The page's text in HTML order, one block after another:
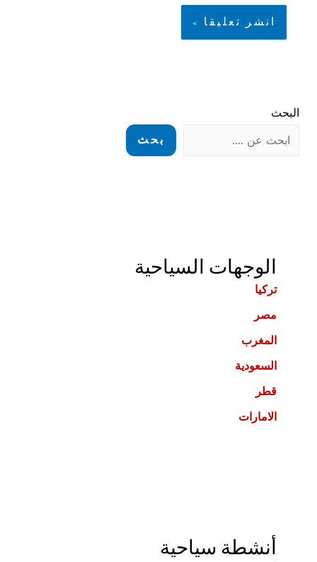
البحث
بحث
الوجهات السياحية
تركيا
مصر
المغرب
السعودية
قطر
الامارات
أنشطة سياحية